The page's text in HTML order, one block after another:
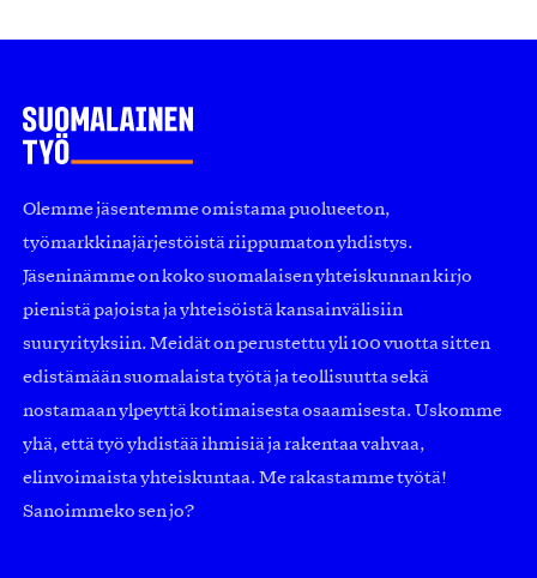
Olemme jäsentemme omistama puolueeton,
työmarkkinajärjestöistä riippumaton yhdistys.
Jäseninämme on koko suomalaisen yhteiskunnan kirjo
pienistä pajoista ja yhteisöistä kansainvälisiin
suuryrityksiin. Meidät on perustettu yli 100 vuotta sitten
edistämään suomalaista työtä ja teollisuutta sekä
nostamaan ylpeyttä kotimaisesta osaamisesta. Uskomme
yhä, että työ yhdistää ihmisiä ja rakentaa vahvaa,
elinvoimaista yhteiskuntaa. Me rakastamme työtä!
Sanoimmeko sen jo?